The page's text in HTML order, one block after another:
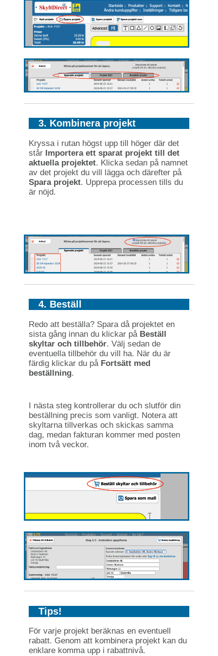
3. Kombinera projekt
Kryssa i rutan högst upp till höger där det
står Importera ett sparat projekt till det
aktuella projektet. Klicka sedan på namnet
av det projekt du vill lägga och därefter på
Spara projekt. Upprepa processen tills du
är nöjd.
4. Beställ
Redo att beställa? Spara då projektet en
sista gång innan du klickar på Beställ
skyltar och tillbehör. Välj sedan de
eventuella tillbehör du vill ha. När du är
färdig klickar du på Fortsätt med
beställning.
I nästa steg kontrollerar du och slutför din
beställning precis som vanligt. Notera att
skyltarna tillverkas och skickas samma
dag, medan fakturan kommer med posten
inom två veckor.
Tips!
För varje projekt beräknas en eventuell
rabatt. Genom att kombinera projekt kan du
enklare komma upp i rabattnivå.